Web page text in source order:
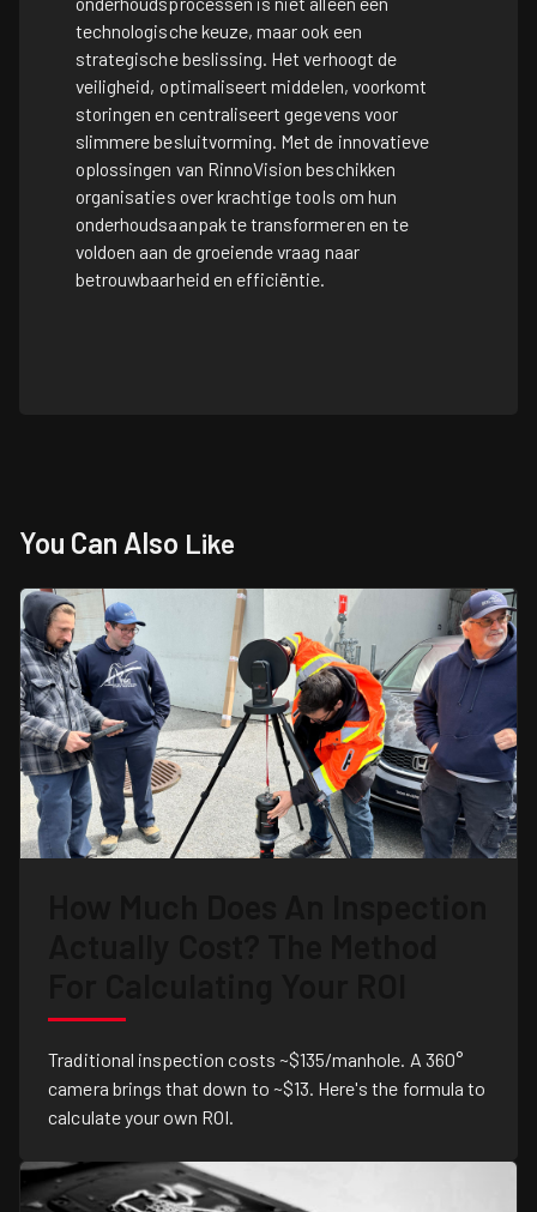
technologische keuze, maar ook een
strategische beslissing. Het verhoogt de
veiligheid, optimaliseert middelen, voorkomt
storingen en centraliseert gegevens voor
slimmere besluitvorming. Met de innovatieve
oplossingen van RinnoVision beschikken
organisaties over krachtige tools om hun
onderhoudsaanpak te transformeren en te
voldoen aan de groeiende vraag naar
betrouwbaarheid en efficiëntie.
You Can Also Like
Traditional inspection costs ~$135/manhole. A 360°
camera brings that down to ~$13. Here's the formula to
calculate your own ROI.